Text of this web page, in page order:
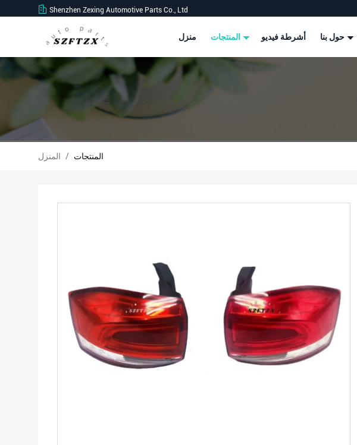
Shenzhen Zexing Automotive Parts Co., Ltd
منزل أشرطة فيديو
المنزل / المنتجات